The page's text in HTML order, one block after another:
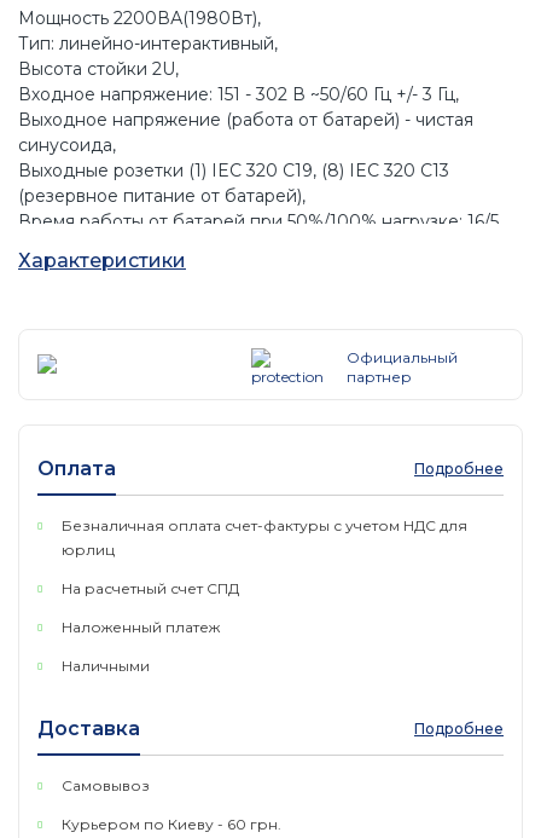
Мощность 2200ВА(1980Вт),
Тип: линейно-интерактивный,
Высота стойки 2U,
Входное напряжение: 151 - 302 В ~50/60 Гц +/- 3 Гц,
Выходное напряжение (работа от батарей) - чистая
синусоида,
Выходные розетки (1) IEC 320 C19, (8) IEC 320 C13
(резервное питание от батарей),
Время работы от батарей при 50%/100% нагрузке: 16/5
Интерфейс: RJ-45 Serial, SmartSlot, USB, EPO, Smart
Габариты (вхшхг): 86х480х683 мм,
Вес: 42,31 кг,
459 джоулей,
Гарантия: 3 года гарантии ремонта или замены (кроме
батареи), для батареи — 2 года,
Характеристики
Официальный
партнер
Оплата Подробнее
Безналичная оплата счет-фактуры с учетом НДС для
юрлиц
На расчетный счет СПД
Наложенный платеж
Наличными
Доставка Подробнее
Самовывоз
Курьером по Киеву - 60 грн.